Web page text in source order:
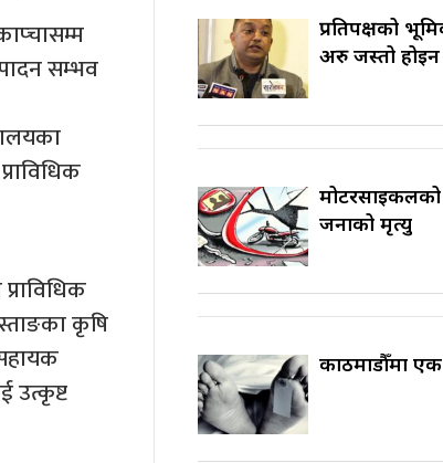
सम्भव
कृषि
उत्कृष्ट
प्रतिपक्षको
अरु जस्तो
जनाको मृत्यु
काठमाडौँमा